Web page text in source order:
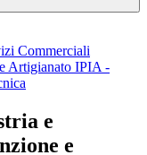
Commerciali
Artigianato IPIA -
e
e